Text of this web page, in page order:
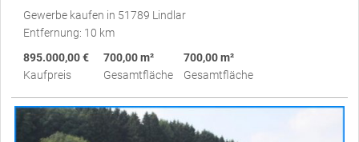
Gewerbe kaufen in 51789 Lindlar
Entfernung: 10 km
895.000,00 €
Kaufpreis
700,00 m²
Gesamtfläche
700,00 m²
Gesamtfläche